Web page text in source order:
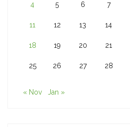
4 5 6 7
11 12 13 14
18 19 20 21
25 26 27 28
« Nov Jan »